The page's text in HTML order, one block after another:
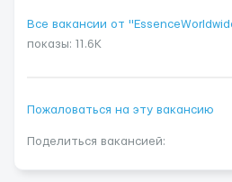
Все вакансии от
показы: 11.6K
Пожаловаться на эту вакансию
Поделиться вакансией: